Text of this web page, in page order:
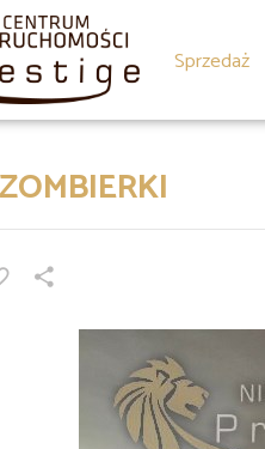
Sprzedaż